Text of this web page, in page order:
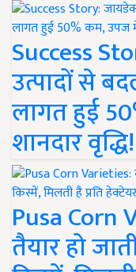
Success
उत्पादों से
लागत हुई
शानदार वृद्धि!
Pusa
तैयार हो